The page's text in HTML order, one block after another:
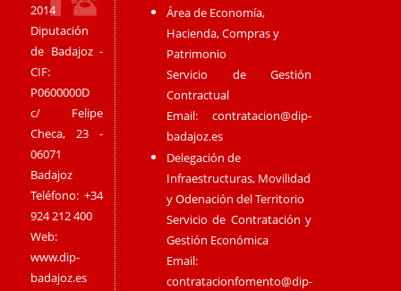
2014
Diputación
de Badajoz -
CIF:
P0600000D
c/ Felipe
Checa, 23 -
06071
Badajoz
Teléfono: +34
924 212 400
Web:
www.dip-
badajoz.es
Área de Economía,
Hacienda, Compras y
Patrimonio
Servicio de Gestión
Contractual
Email:contratacion@dip-
badajoz.es
Delegación de
Infraestructuras, Movilidad
y Odenación del Territorio
Servicio de Contratación y
Gestión Económica
Email:
contratacionfomento@dip-